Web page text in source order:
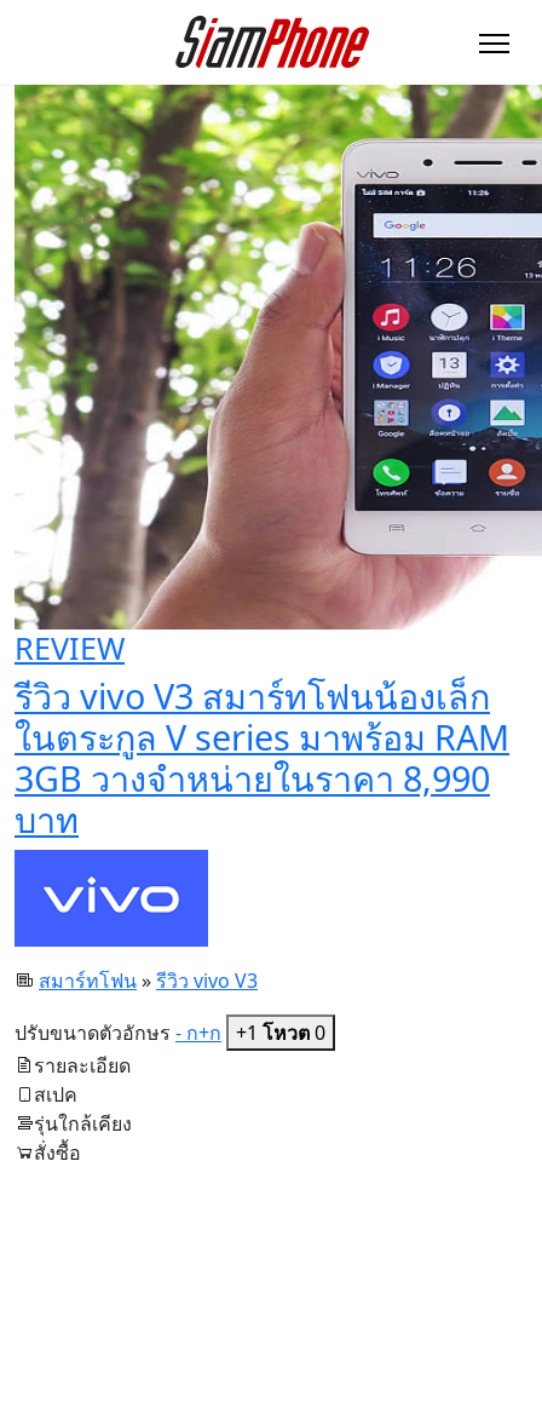
REVIEW
รีวิว vivo V3 สมาร์ทโฟนน้องเล็ก
ในตระกูล V series มาพร้อม RAM
3GB วางจำหน่ายในราคา 8,990
บาท
สมาร์ทโฟน»รีวิว vivo V3
ปรับขนาดตัวอักษร - ก+ก +1 โหวต0
รายละเอียด
สเปค
รุ่นใกล้เคียง
สั่งซื้อ